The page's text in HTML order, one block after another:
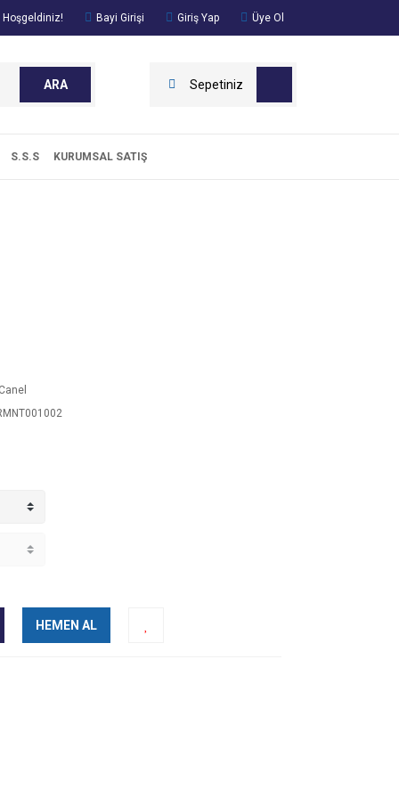
Hoşgeldiniz! Bayi Girişi Giriş Yap Üye Ol
ARA Sepetiniz
S.S.S KURUMSAL SATIŞ
HEMEN AL